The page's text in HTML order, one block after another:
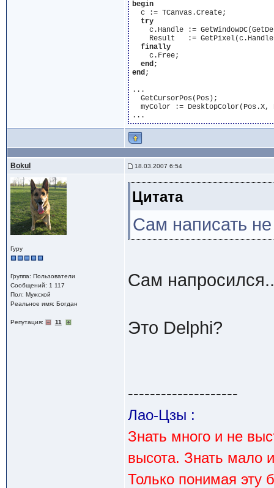
begin
  c := TCanvas.Create;
try
c.Handle :=
Result   :=
finally
    c.Free;
end
end;
...
  GetCursorPos(Pos);
myColor := DesktopColor(Pos.X,
Bokul 18.03.2007 6:54
Гуру
Группа: Пользователи
Сообщений: 1 117
Пол: Мужской
Реальное имя: Богдан
Репутация: 11
Цитата
Сам написать
Сам
Это Delphi?
--------------------
Лао-Цзы :
Знать много и не
высота. Знать мало
Только понимая эту